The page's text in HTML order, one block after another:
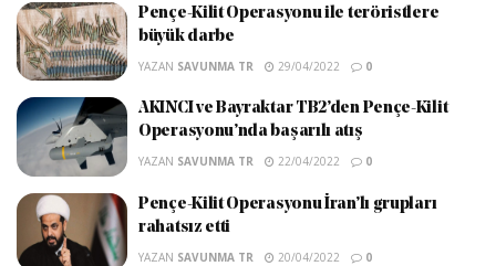
Pençe-Kilit Operasyonu ile teröristlere
büyük darbe
YAZAN SAVUNMA TR 29/04/2022 0
AKINCI ve Bayraktar TB2’den Pençe-Kilit
Operasyonu’nda başarılı atış
YAZAN SAVUNMA TR 22/04/2022 0
Pençe-Kilit Operasyonu İran’lı grupları
rahatsız etti
YAZAN SAVUNMA TR 20/04/2022 0